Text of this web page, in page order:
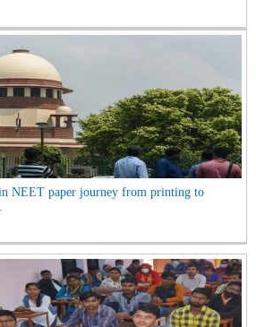
NEET paper journey from printing to